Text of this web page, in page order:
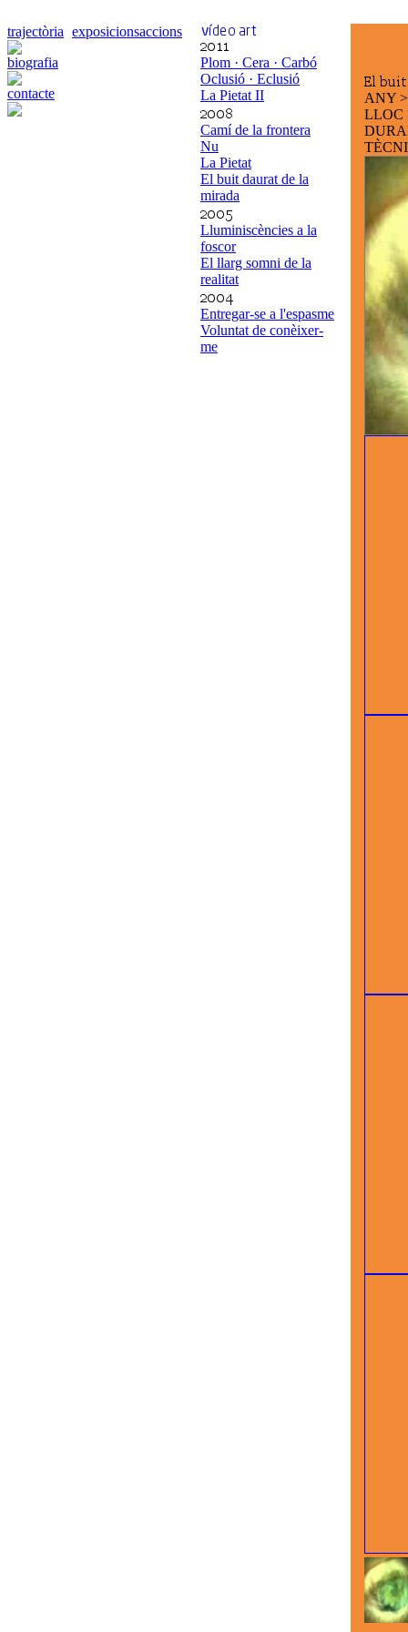
trajectòria
biografia
contacte
exposicionsaccions
Plom · Cera · Carbó
Oclusió · Eclusió
La Pietat II
Camí de la frontera
Nu
La Pietat
El buit daurat de la
mirada
Lluminiscències a la
foscor
El llarg somni de la
realitat
Entregar-se a l'espasme
Voluntat de conèixer-
me
ANY
LLOC